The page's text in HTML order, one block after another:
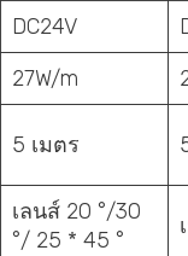
DC24V
27W/m
5 เมตร
เลนส์ 20 °/30
°/ 25 * 45 °